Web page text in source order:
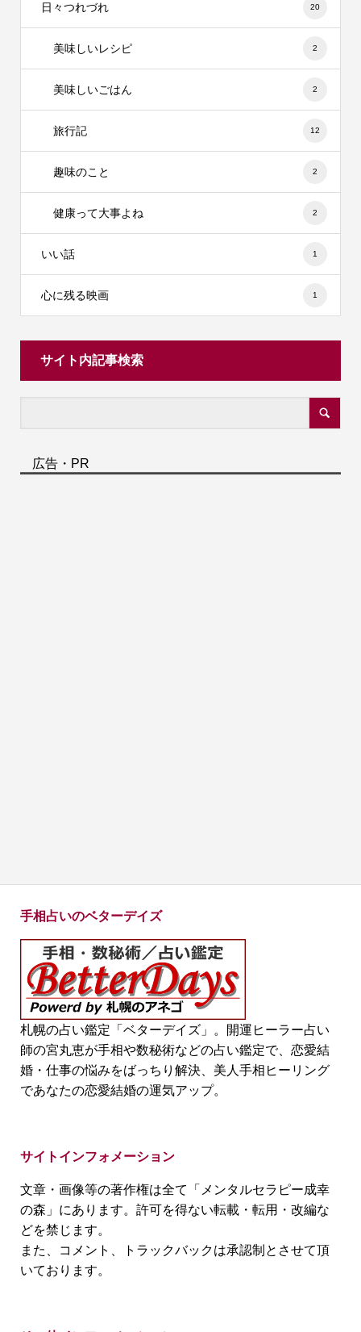
日々つれづれ 20
美味しいレシピ 2
美味しいごはん 2
旅行記 12
趣味のこと 2
健康って大事よね 2
いい話 1
心に残る映画 1
サイト内記事検索
広告・PR
手相占いのベターデイズ
札幌の占い鑑定「ベターデイズ」。開運ヒーラー占い
師の宮丸恵が手相や数秘術などの占い鑑定で、恋愛結
婚・仕事の悩みをばっちり解決、美人手相ヒーリング
であなたの恋愛結婚の運気アップ。
サイトインフォメーション
文章・画像等の著作権は全て「メンタルセラピー成幸
の森」にあります。許可を得ない転載・転用・改編な
どを禁じます。
また、コメント、トラックバックは承認制とさせて頂
いております。